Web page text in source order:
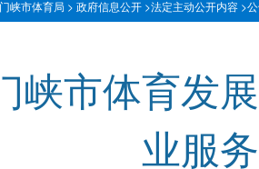
峡市体育局 > 政府信息公开 >法定主动公开内容 >
峡市体育发
业服